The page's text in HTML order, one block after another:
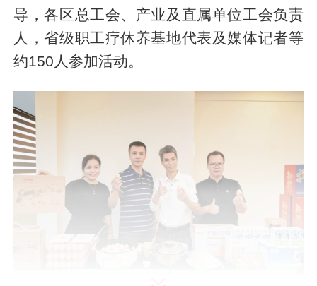
导，各区总工会、产业及直属单位工会负责
人，省级职工疗休养基地代表及媒体记者等
约150人参加活动。